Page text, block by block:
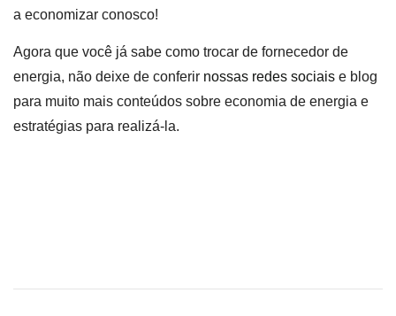
a economizar conosco!
Agora que você já sabe como trocar de fornecedor de
energia, não deixe de conferir nossas redes sociais e blog
para muito mais conteúdos sobre economia de energia e
estratégias para realizá-la.